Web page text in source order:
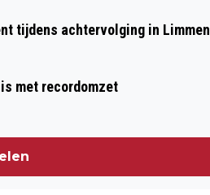
tijdens achtervolging in Limmen
met recordomzet